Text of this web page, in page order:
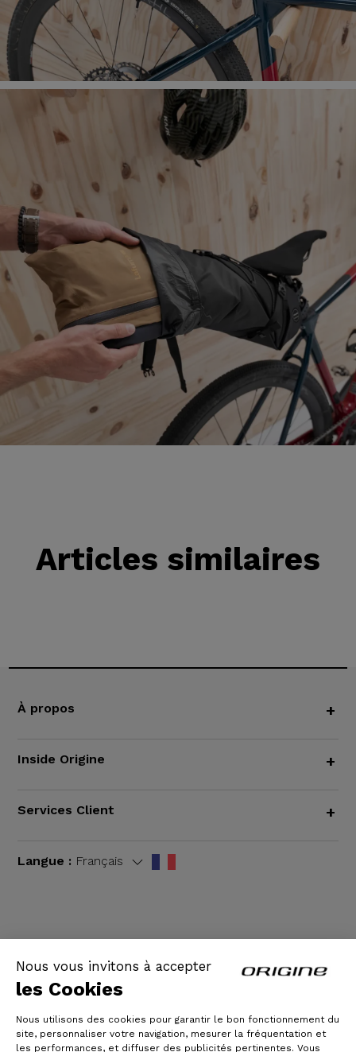
Nous vous invitons à accepter
les Cookies
Nous utilisons des cookies pour garantir le bon fonctionnement du
site, personnaliser votre navigation, mesurer la fréquentation et
les performances, et diffuser des publicités pertinentes. Vous
Articles similaires
À propos +
Inside Origine +
Services Client +
Langue : Français